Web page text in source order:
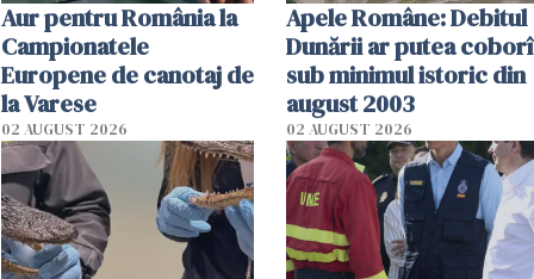
Aur pentru România la
Campionatele
Europene de canotaj de
la Varese
02 AUGUST 2026
Apele Române: Debitul
Dunării ar putea coborî
sub minimul istoric din
august 2003
02 AUGUST 2026